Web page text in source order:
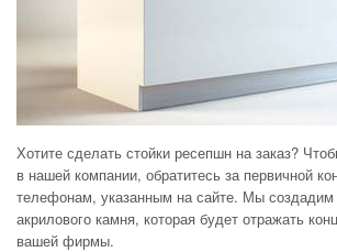
Хотите сделать стойки ресепшн на заказ?
в нашей компании, обратитесь за первичной
телефонам, указанным на сайте. Мы создадим
акрилового камня, которая будет отражать
вашей фирмы.